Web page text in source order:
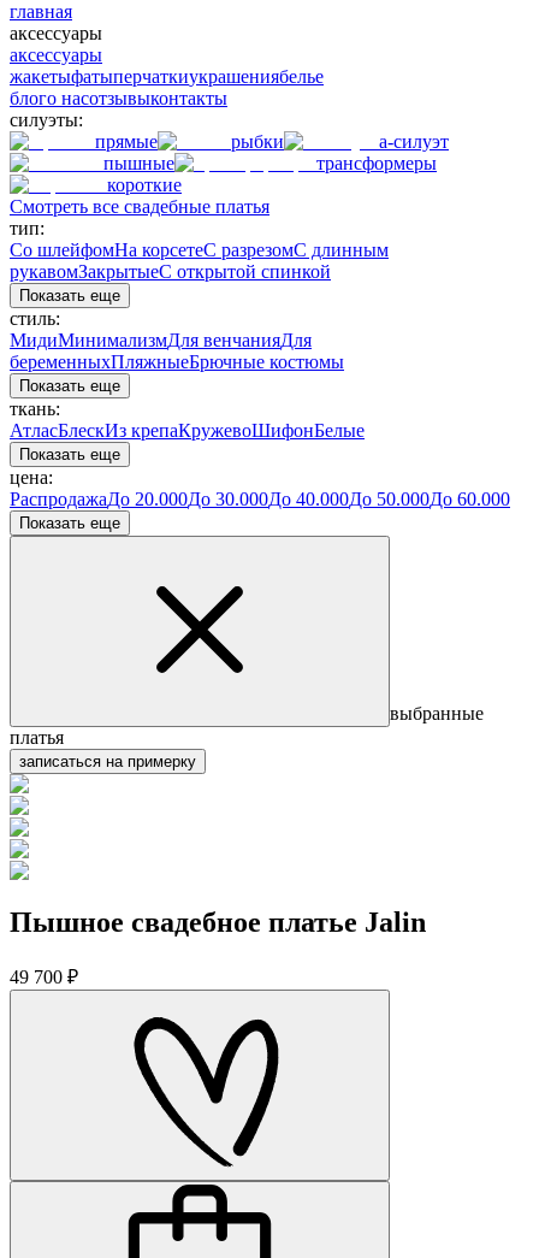
главная
аксессуары
аксессуары
жакетыфатыперчаткиукрашениябелье
блого насотзывыконтакты
силуэты:
прямые
рыбки
а-силуэт
пышные
трансформеры
короткие
Смотреть все свадебные платья
тип:
Со шлейфомНа корсетеС разрезомС длинным
рукавомЗакрытыеС открытой спинкой
Показать еще
стиль:
МидиМинимализмДля венчанияДля
беременныхПляжныеБрючные костюмы
Показать еще
ткань:
АтласБлескИз крепаКружевоШифонБелые
Показать еще
цена:
РаспродажаДо 20.000До 30.000До 40.000До 50.000До 60.000
Показать еще
выбранные
платья
записаться на примерку
Пышное свадебное платье Jalin
49 700 ₽